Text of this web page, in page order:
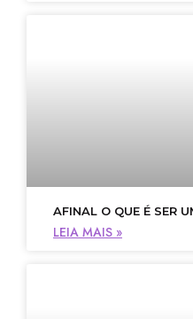
AFINAL O QUE É SER
LEIA MAIS »